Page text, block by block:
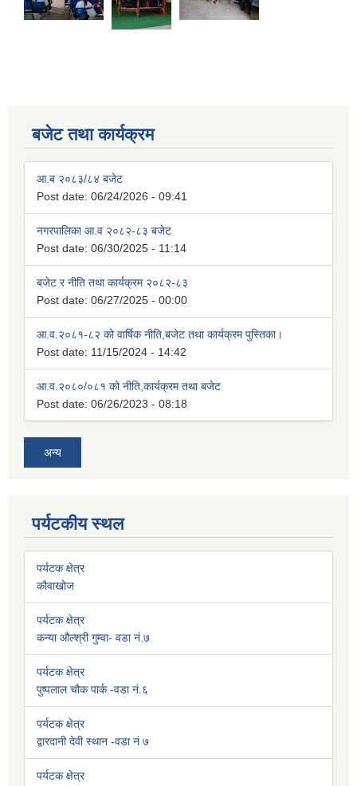
बजेट तथा कार्यक्रम
आ.ब २०८३/८४ बजेट
Post date: 06/24/2026 - 09:41
नगरपालिका आ.व २०८२-८३ बजेट
Post date: 06/30/2025 - 11:14
बजेट र नीति तथा कार्यक्रम २०८२-८३
Post date: 06/27/2025 - 00:00
आ.व.२०८१-८२ को वार्षिक नीति,बजेट तथा कार्यक्रम पुस्तिका।
Post date: 11/15/2024 - 14:42
आ.व.२०८०/०८१ को नीति,कार्यक्रम तथा बजेट
Post date: 06/26/2023 - 08:18
अन्य
पर्यटकीय स्थल
पर्यटक क्षेत्र
कौवाखोज
पर्यटक क्षेत्र
कन्या औल्श्री गुम्वा- वडा नं.७
पर्यटक क्षेत्र
पुष्पलाल चौक पार्क -वडा नं.६
पर्यटक क्षेत्र
द्वारदानी देवी स्थान -वडा नं ७
पर्यटक क्षेत्र